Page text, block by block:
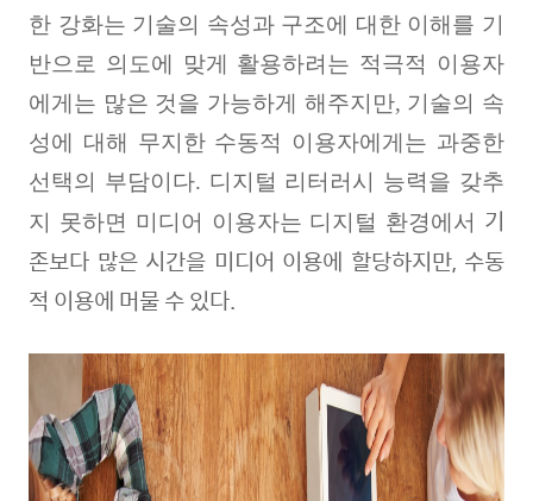
한 강화는 기술의 속성과 구조에 대한 이해를 기
반으로 의도에 맞게 활용하려는 적극적 이용자
에게는 많은 것을 가능하게 해주지만, 기술의 속
성에 대해 무지한 수동적 이용자에게는 과중한
선택의 부담이다. 디지털 리터러시 능력을 갖추
지 못하면 미디어 이용자는 디지털 환경에서 기
존보다 많은 시간을 미디어 이용에 할당하지만, 수동
적 이용에 머물 수 있다.